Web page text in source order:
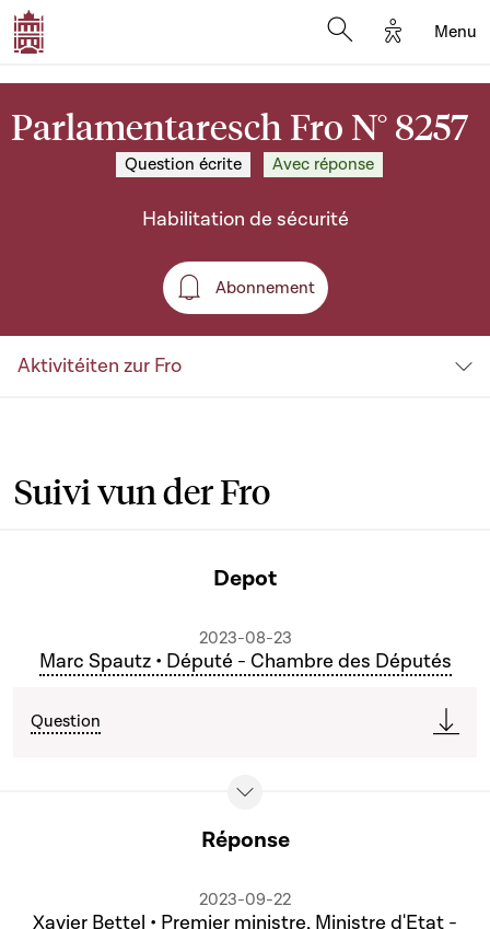
Options
Menu
Parlamentaresch Fro N° 8257
Question écrite Avec réponse
Habilitation de sécurité
Abonnement
Abonnement
Aktivitéiten zur Fro
Suivi vun der Fro
Depot
2023-08-23
Marc Spautz • Député - Chambre des Députés
Question
Réponse
2023-09-22
Xavier Bettel • Premier ministre, Ministre d'Etat -